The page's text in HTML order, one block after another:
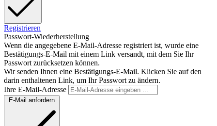
Registrieren
Passwort-Wiederherstellung
Wenn die angegebene E-Mail-Adresse registriert ist, wurde eine
Bestätigungs-E-Mail mit einem Link versandt, mit dem Sie Ihr
Passwort zurücksetzen können.
Wir senden Ihnen eine Bestätigungs-E-Mail. Klicken Sie auf den
darin enthaltenen Link, um Ihr Passwort zu ändern.
Ihre E-Mail-Adresse
E-Mail anfordern